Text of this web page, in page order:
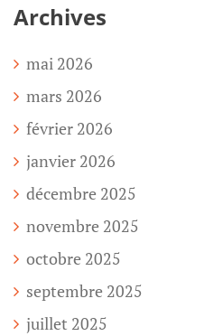
Archives
mai 2026
mars 2026
février 2026
janvier 2026
décembre 2025
novembre 2025
octobre 2025
septembre 2025
juillet 2025